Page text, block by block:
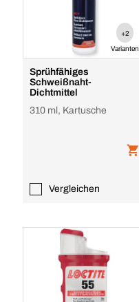
+2
Varianten
Sprühfähiges
Schweißnaht-
Dichtmittel
310 ml, Kartusche
Vergleichen